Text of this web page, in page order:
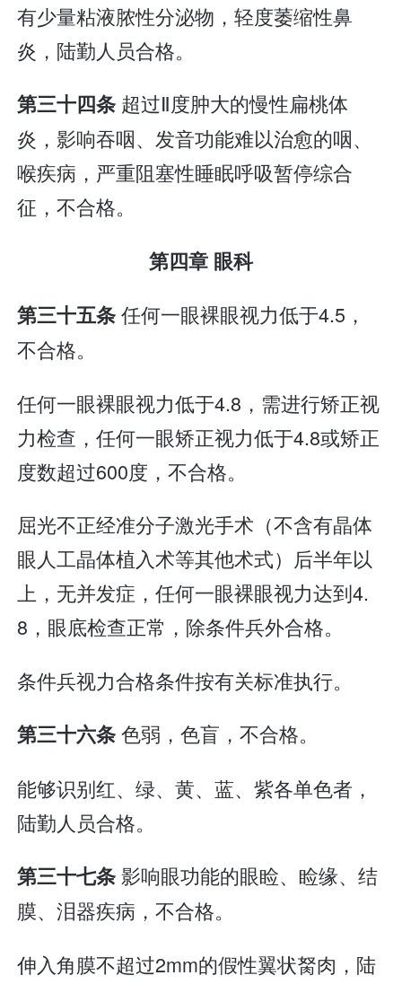
有少量粘液脓性分泌物，轻度萎缩性鼻
炎，陆勤人员合格。
第三十四条 超过Ⅱ度肿大的慢性扁桃体
炎，影响吞咽、发音功能难以治愈的咽、
喉疾病，严重阻塞性睡眠呼吸暂停综合
征，不合格。
第四章 眼科
第三十五条任何一眼裸眼视力低于4.5，
不合格。
任何一眼裸眼视力低于4.8，需进行矫正视
力检查，任何一眼矫正视力低于4.8或矫正
度数超过600度，不合格。
屈光不正经准分子激光手术（不含有晶体
眼人工晶体植入术等其他术式）后半年以
上，无并发症，任何一眼裸眼视力达到4.
8，眼底检查正常，除条件兵外合格。
条件兵视力合格条件按有关标准执行。
第三十六条色弱，色盲，不合格。
能够识别红、绿、黄、蓝、紫各单色者，
陆勤人员合格。
第三十七条影响眼功能的眼睑、睑缘、结
膜、泪器疾病，不合格。
伸入角膜不超过2mm的假性翼状胬肉，陆